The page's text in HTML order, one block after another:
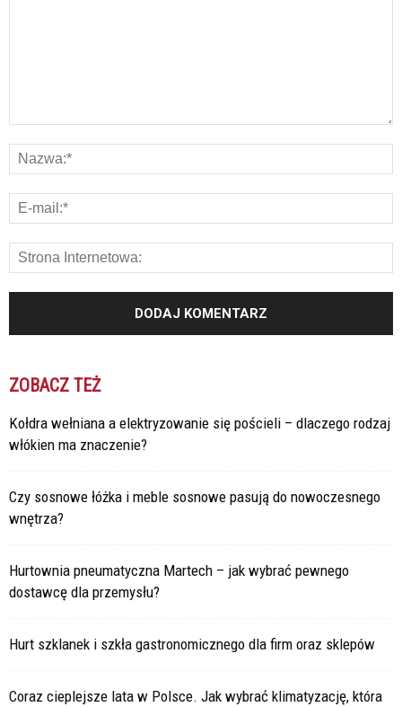
ZOBACZ TEŻ
Kołdra wełniana a elektryzowanie się pościeli – dlaczego rodzaj
włókien ma znaczenie?
Czy sosnowe łóżka i meble sosnowe pasują do nowoczesnego
wnętrza?
Hurtownia pneumatyczna Martech – jak wybrać pewnego
dostawcę dla przemysłu?
Hurt szklanek i szkła gastronomicznego dla firm oraz sklepów
Coraz cieplejsze lata w Polsce. Jak wybrać klimatyzację, która